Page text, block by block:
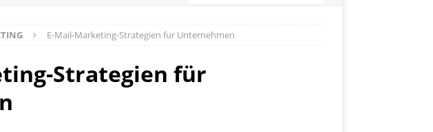
E-Mail-Marketing-Strategien für Unternehmen
Strategien für